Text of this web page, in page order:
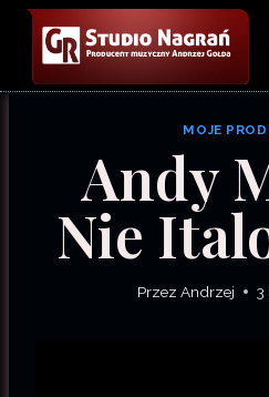
Przejdź
treści
MOJE
Andy
Nie
Przez Andrzej 3